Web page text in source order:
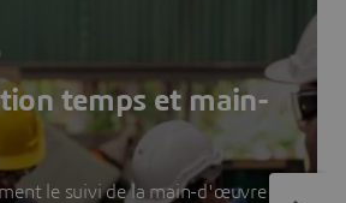
temps et main-
le suivi de la main-d'œuvre